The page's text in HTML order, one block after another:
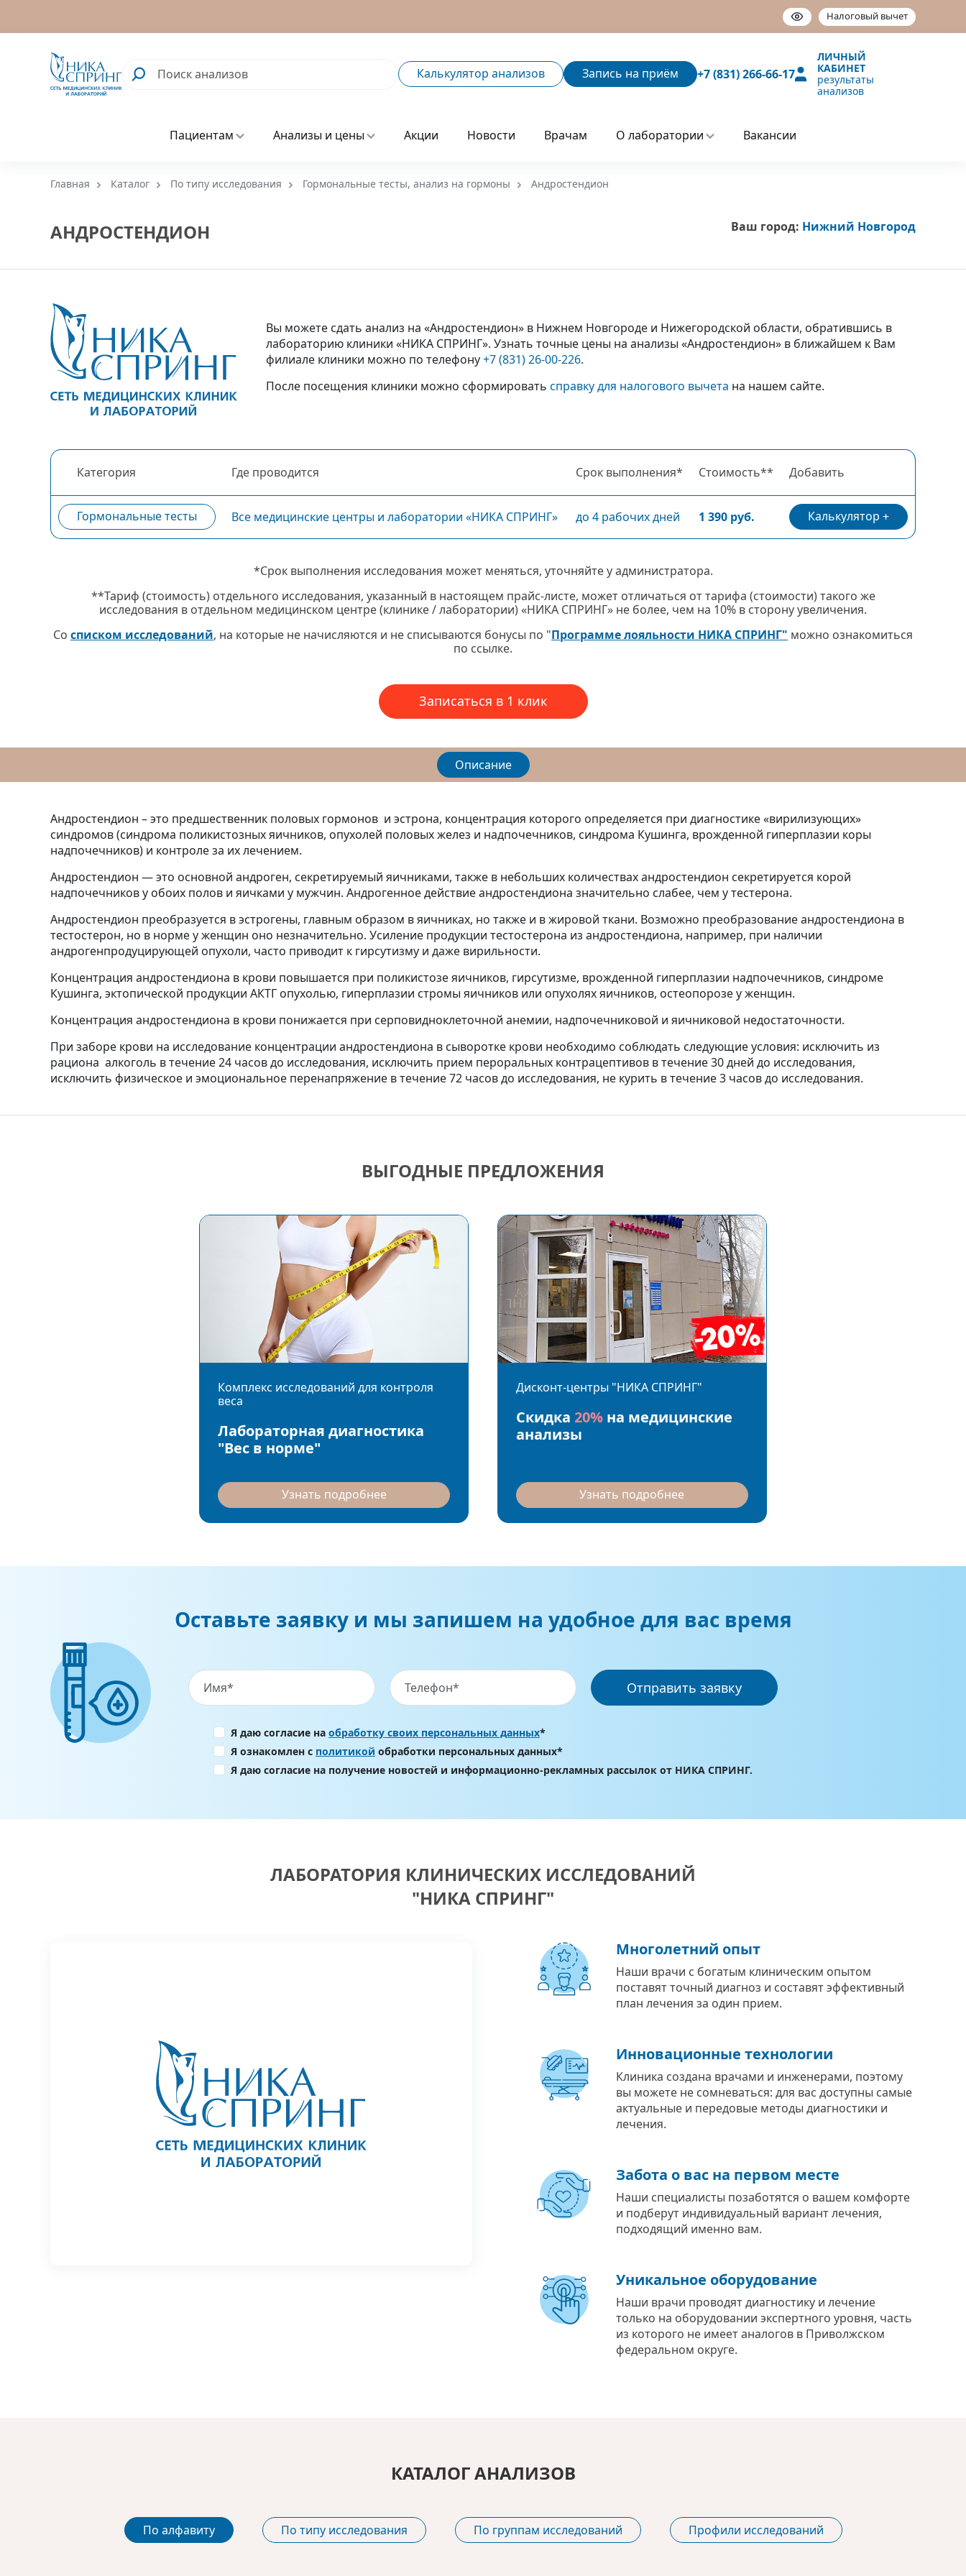
Налоговый вычет
Калькулятор анализов Запись на приём +7 (831) 266-66-17
ЛИЧНЫЙ
КАБИНЕТ
результаты
анализов
Пациентам Анализы и цены Акции Новости Врачам О лаборатории Вакансии
Главная Каталог По типу исследования Гормональные тесты, анализ на гормоны Андростендион
АНДРОСТЕНДИОН Ваш город: Нижний Новгород
Вы можете сдать анализ на «Андростендион» в Нижнем Новгороде и Нижегородской области, обратившись в
лабораторию клиники «НИКА СПРИНГ». Узнать точные цены на анализы «Андростендион» в ближайшем к Вам
филиале клиники можно по телефону+7 (831) 26-00-226.
После посещения клиники можно сформировать справку для налогового вычета на нашем сайте.
Категория Где проводится Срок выполнения* Стоимость** Добавить
Гормональные тесты Все медицинские центры и лаборатории «НИКА СПРИНГ» до 4 рабочих дней 1 390 руб. Калькулятор
*Срок выполнения исследования может меняться, уточняйте у администратора.
**Тариф (стоимость) отдельного исследования, указанный в настоящем прайс-листе, может отличаться от тарифа (стоимости) такого же
исследования в отдельном медицинском центре (клинике / лаборатории) «НИКА СПРИНГ» не более, чем на 10% в сторону увеличения.
Со списком исследований, на которые не начисляются и не списываются бонусы по "Программе лояльности НИКА СПРИНГ" можно ознакомиться
по ссылке.
Записаться в 1 клик
Описание
Андростендион – это предшественник половых гормонов и эстрона, концентрация которого определяется при диагностике «вирилизующих»
синдромов (синдрома поликистозных яичников, опухолей половых желез и надпочечников, синдрома Кушинга, врожденной гиперплазии коры
надпочечников) и контроле за их лечением.
Андростендион — это основной андроген, секретируемый яичниками, также в небольших количествах андростендион секретируется корой
надпочечников у обоих полов и яичками у мужчин. Андрогенное действие андростендиона значительно слабее, чем у тестерона.
Андростендион преобразуется в эстрогены, главным образом в яичниках, но также и в жировой ткани. Возможно преобразование андростендиона в
тестостерон, но в норме у женщин оно незначительно. Усиление продукции тестостерона из андростендиона, например, при наличии
андрогенпродуцирующей опухоли, часто приводит к гирсутизму и даже вирильности.
Концентрация андростендиона в крови повышается при поликистозе яичников, гирсутизме, врожденной гиперплазии надпочечников, синдроме
Кушинга, эктопической продукции АКТГ опухолью, гиперплазии стромы яичников или опухолях яичников, остеопорозе у женщин.
Концентрация андростендиона в крови понижается при серповидноклеточной анемии, надпочечниковой и яичниковой недостаточности.
При заборе крови на исследование концентрации андростендиона в сыворотке крови необходимо соблюдать следующие условия: исключить из
рациона алкоголь в течение 24 часов до исследования, исключить прием пероральных контрацептивов в течение 30 дней до исследования,
исключить физическое и эмоциональное перенапряжение в течение 72 часов до исследования, не курить в течение 3 часов до исследования.
ВЫГОДНЫЕ ПРЕДЛОЖЕНИЯ
Комплекс исследований для контроля
веса
Лабораторная диагностика
"Вес в норме"
Узнать подробнее
Дисконт-центры "НИКА СПРИНГ"
Скидка 20% на медицинские
анализы
Узнать подробнее
Оставьте заявку и мы запишем на удобное для вас время
Отправить заявку
Я даю согласие на обработку своих персональных данных*
Я ознакомлен с политикой обработки персональных данных*
Я даю согласие на получение новостей и информационно-рекламных рассылок от НИКА СПРИНГ.
ЛАБОРАТОРИЯ КЛИНИЧЕСКИХ ИССЛЕДОВАНИЙ
"НИКА СПРИНГ"
Многолетний опыт
Наши врачи с богатым клиническим опытом
поставят точный диагноз и составят эффективный
план лечения за один прием.
Инновационные технологии
Клиника создана врачами и инженерами, поэтому
вы можете не сомневаться: для вас доступны самые
актуальные и передовые методы диагностики и
лечения.
Забота о вас на первом месте
Наши специалисты позаботятся о вашем комфорте
и подберут индивидуальный вариант лечения,
подходящий именно вам.
Уникальное оборудование
Наши врачи проводят диагностику и лечение
только на оборудовании экспертного уровня, часть
из которого не имеет аналогов в Приволжском
федеральном округе.
КАТАЛОГ АНАЛИЗОВ
По алфавиту По типу исследования По группам исследований Профили исследований